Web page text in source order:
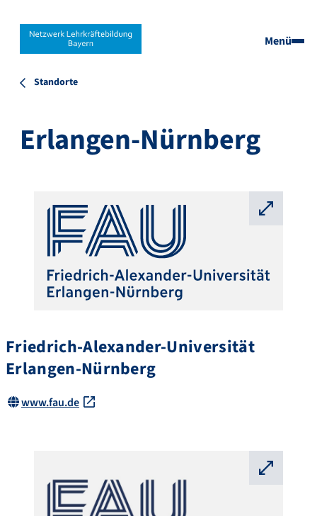
Menü
Standorte
Erlangen-Nürnberg
⛶
Friedrich-Alexander-Universität
Erlangen-Nürnberg
www.fau.de
⛶